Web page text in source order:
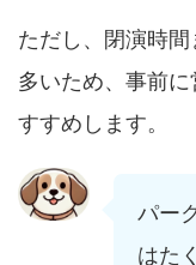
ただし、閉演時
多いため、事前
すすめします。
パー
はた